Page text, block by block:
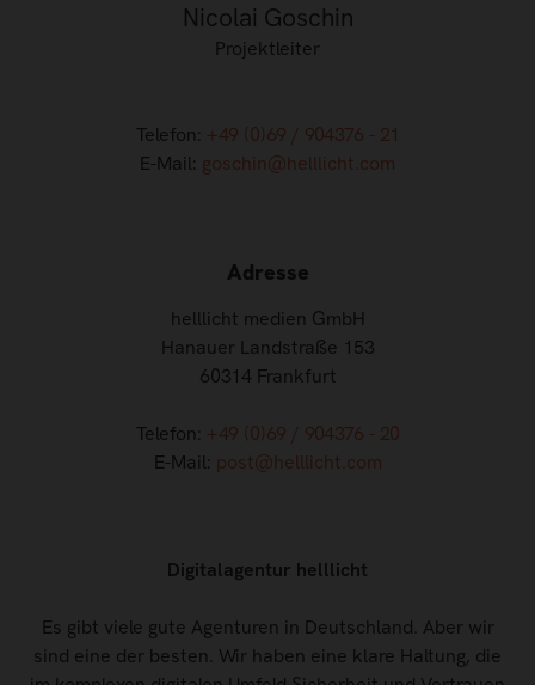
Nicolai Goschin
Projektleiter
Telefon: +49 (0)69 / 904376 - 21
E-Mail: goschin@helllicht.com
Adresse
helllicht medien GmbH
Hanauer Landstraße 153
60314 Frankfurt
Telefon: +49 (0)69 / 904376 - 20
E-Mail: post@helllicht.com
Digitalagentur helllicht
Es gibt viele gute Agenturen in Deutschland. Aber wir
sind eine der besten. Wir haben eine klare Haltung, die